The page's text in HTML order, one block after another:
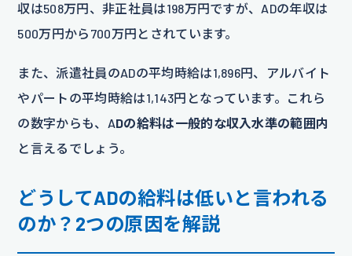
収は508万円、非正社員は198万円ですが、ADの年収は
500万円から700万円とされています。
また、派遣社員のADの平均時給は1,896円、アルバイト
やパートの平均時給は1,143円となっています。これら
の数字からも、ADの給料は一般的な収入水準の範囲内
と言えるでしょう。
どうしてADの給料は低いと言われる
のか？2つの原因を解説